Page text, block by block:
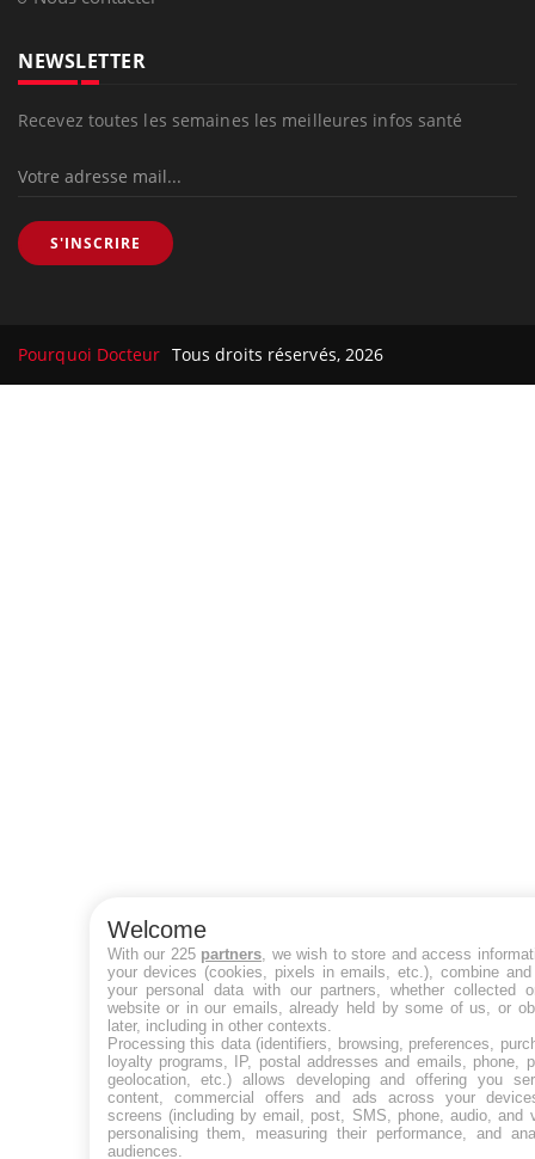
NEWSLETTER
Recevez toutes les semaines les meilleures infos santé
S'INSCRIRE
Pourquoi Docteur Tous droits réservés, 2026
Welcome
With our 225 partners , we wish to store and access
your devices (cookies, pixels in emails, etc.), combine and
your personal data with our partners, whether collected
website or in our emails, already held by some of us, or
later, including in other contexts.
Processing this data (identifiers, browsing, preferences,
loyalty programs, IP, postal addresses and emails, phone,
geolocation, etc.) allows developing and offering you
content, commercial offers and ads across your
screens (including by email, post, SMS, phone, audio, and
personalising them, measuring their performance, and
audiences.